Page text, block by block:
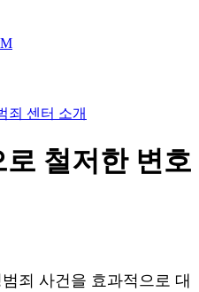
죄 센터 소개
로 철저한 변호
죄 사건을 효과적으로 대